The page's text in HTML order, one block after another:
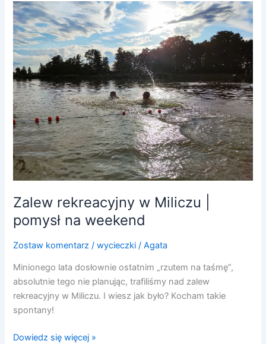
Zalew rekreacyjny w Miliczu |
pomysł na weekend
Zostaw komentarz /wycieczki /Agata
Minionego lata dosłownie ostatnim „rzutem na taśmę”,
absolutnie tego nie planując, trafiliśmy nad zalew
rekreacyjny w Miliczu. I wiesz jak było? Kocham takie
spontany!
Zalew
rekreacyjny
w
Miliczu
|
pomysł
na
weekend
Dowiedz się więcej »